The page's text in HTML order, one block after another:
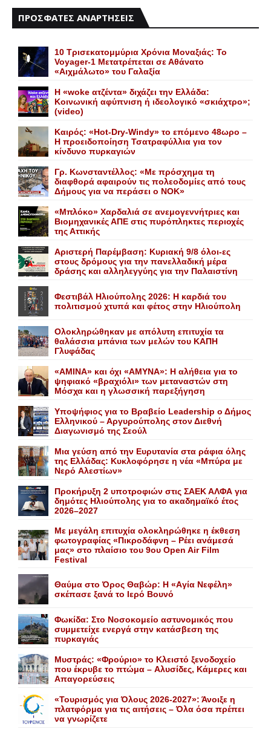
ΠΡΟΣΦΑΤΕΣ ΑΝΑΡΤΗΣΕΙΣ
10 Τρισεκατομμύρια Χρόνια Μοναξιάς: Το
Voyager-1 Μετατρέπεται σε Αθάνατο
«Αιχμάλωτο» του Γαλαξία
Η «woke ατζέντα» διχάζει την Ελλάδα:
Κοινωνική αφύπνιση ή ιδεολογικό «σκιάχτρο»;
(video)
Καιρός: «Hot-Dry-Windy» το επόμενο 48ωρο –
Η προειδοποίηση Τσατραφύλλια για τον
κίνδυνο πυρκαγιών
Γρ. Κωνσταντέλλος: «Με πρόσχημα τη
διαφθορά αφαιρούν τις πολεοδομίες από τους
Δήμους για να περάσει ο NOK»
«Mπλόκο» Xαρδαλιά σε ανεμογεννήτριες και
Bιομηχανικές ΑΠΕ στις πυρόπληκτες περιοχές
της Αττικής
Αριστερή Παρέμβαση: Κυριακή 9/8 όλοι-ες
στους δρόμους για την πανελλαδική μέρα
δράσης και αλληλεγγύης για την Παλαιστίνη
Φεστιβάλ Ηλιούπολης 2026: Η καρδιά του
πολιτισμού χτυπά και φέτος στην Ηλιούπολη
Ολοκληρώθηκαν με απόλυτη επιτυχία τα
θαλάσσια μπάνια των μελών του KAΠH
Γλυφάδας
«AMINA» και όχι «ΑΜΥΝΑ»: Η αλήθεια για το
ψηφιακό «βραχιόλι» των μεταναστών στη
Μόσχα και η γλωσσική παρεξήγηση
Yποψήφιος για το Bραβείο Leadership ο Δήμος
Ελληνικού – Αργυρούπολης στον Διεθνή
Διαγωνισμό της Σεούλ
Mια γεύση από την Eυρυτανία στα ράφια όλης
της Ελλάδας: Κυκλοφόρησε η νέα «Μπύρα με
Nερό Aλεστίων»
Προκήρυξη 2 υποτροφιών στις ΣΑΕΚ ΑΛΦΑ για
δημότες Ηλιούπολης για το ακαδημαϊκό έτος
2026–2027
Με μεγάλη επιτυχία ολοκληρώθηκε η έκθεση
φωτογραφίας «Πικροδάφνη – Ρέει ανάμεσά
μας» στο πλαίσιο του 9ου Open Air Film
Festival
Θαύμα στο Όρος Θαβώρ: H «Aγία Nεφέλη»
σκέπασε ξανά το Iερό Bουνό
Φωκίδα: Στο Νοσοκομείο αστυνομικός που
συμμετείχε ενεργά στην κατάσβεση της
πυρκαγιάς
Mυστράς: «Φρούριο» το Kλειστό ξενοδοχείο
που έκρυβε το πτώμα – Aλυσίδες, Kάμερες και
Aπαγορεύσεις
«Τουρισμός για Όλους 2026-2027»: Άνοιξε η
πλατφόρμα για τις αιτήσεις – Όλα όσα πρέπει
να γνωρίζετε